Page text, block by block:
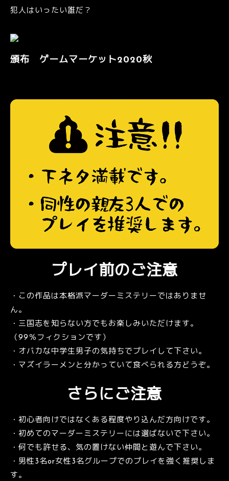
犯人はいったい誰だ？
頒布 ゲームマーケット2020秋
プレイ前のご注意
・この作品は本格派マーダーミステリーではありませ
ん。
・三国志を知らない方でもお楽しみいただけます。
（99％フィクションです）
・オバカな中学生男子の気持ちでプレイして下さい。
・マズイラーメンと分かっていて食べられる方どうぞ。
さらにご注意
・初心者向けではなくある程度やり込んだ方向けです。
・初めてのマーダーミステリーには選ばないで下さい。
・何でも許せる、気の置けない仲間と遊んで下さい。
・男性3名or女性3名グループでのプレイを強く推奨しま
す。